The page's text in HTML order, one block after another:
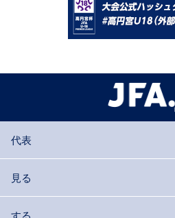
代表
見る
する